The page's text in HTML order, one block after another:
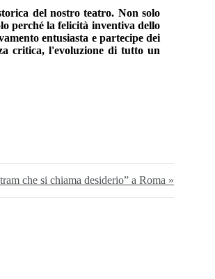
del nostro teatro. Non solo
perché la felicità inventiva dello
entusiasta e partecipe dei
critica, l'evoluzione di tutto un
che si chiama desiderio” a Roma »